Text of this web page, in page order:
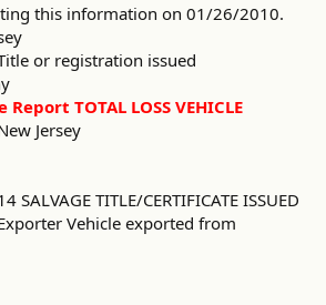
this information on 01/26/2010.
or registration issued
Report TOTAL LOSS VEHICLE
Jersey
TITLE/CERTIFICATE ISSUED
Vehicle exported from